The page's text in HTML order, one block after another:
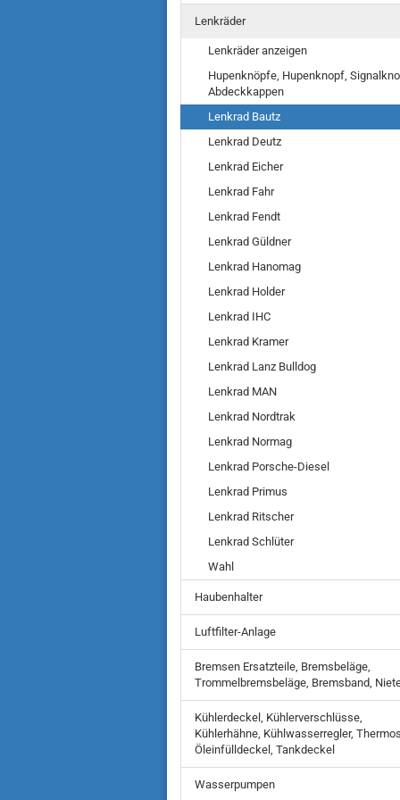
Lenkräder
Lenkräder anzeigen
Hupenknöpfe, Hupenknopf,
Abdeckkappen
Lenkrad Bautz
Lenkrad Deutz
Lenkrad Eicher
Lenkrad Fahr
Lenkrad Fendt
Lenkrad Güldner
Lenkrad Hanomag
Lenkrad Holder
Lenkrad IHC
Lenkrad Kramer
Lenkrad Lanz Bulldog
Lenkrad MAN
Lenkrad Nordtrak
Lenkrad Normag
Lenkrad Porsche-Diesel
Lenkrad Primus
Lenkrad Ritscher
Lenkrad Schlüter
Wahl
Haubenhalter
Luftfilter-Anlage
Bremsen Ersatzteile, Bremsbeläge,
Trommelbremsbeläge, Bremsband,
Kühlerdeckel, Kühlerverschlüsse,
Kühlerhähne, Kühlwasserregler,
Öleinfülldeckel, Tankdeckel
Wasserpumpen